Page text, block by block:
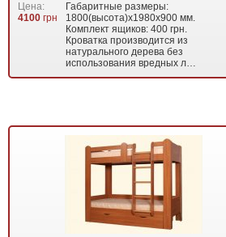
Цена:
4100 грн
Габаритные размеры:
1800(высота)х1980х900 мм.
Комплект ящиков: 400 грн.
Кроватка производится из
натурального дерева без
использования вредных л…